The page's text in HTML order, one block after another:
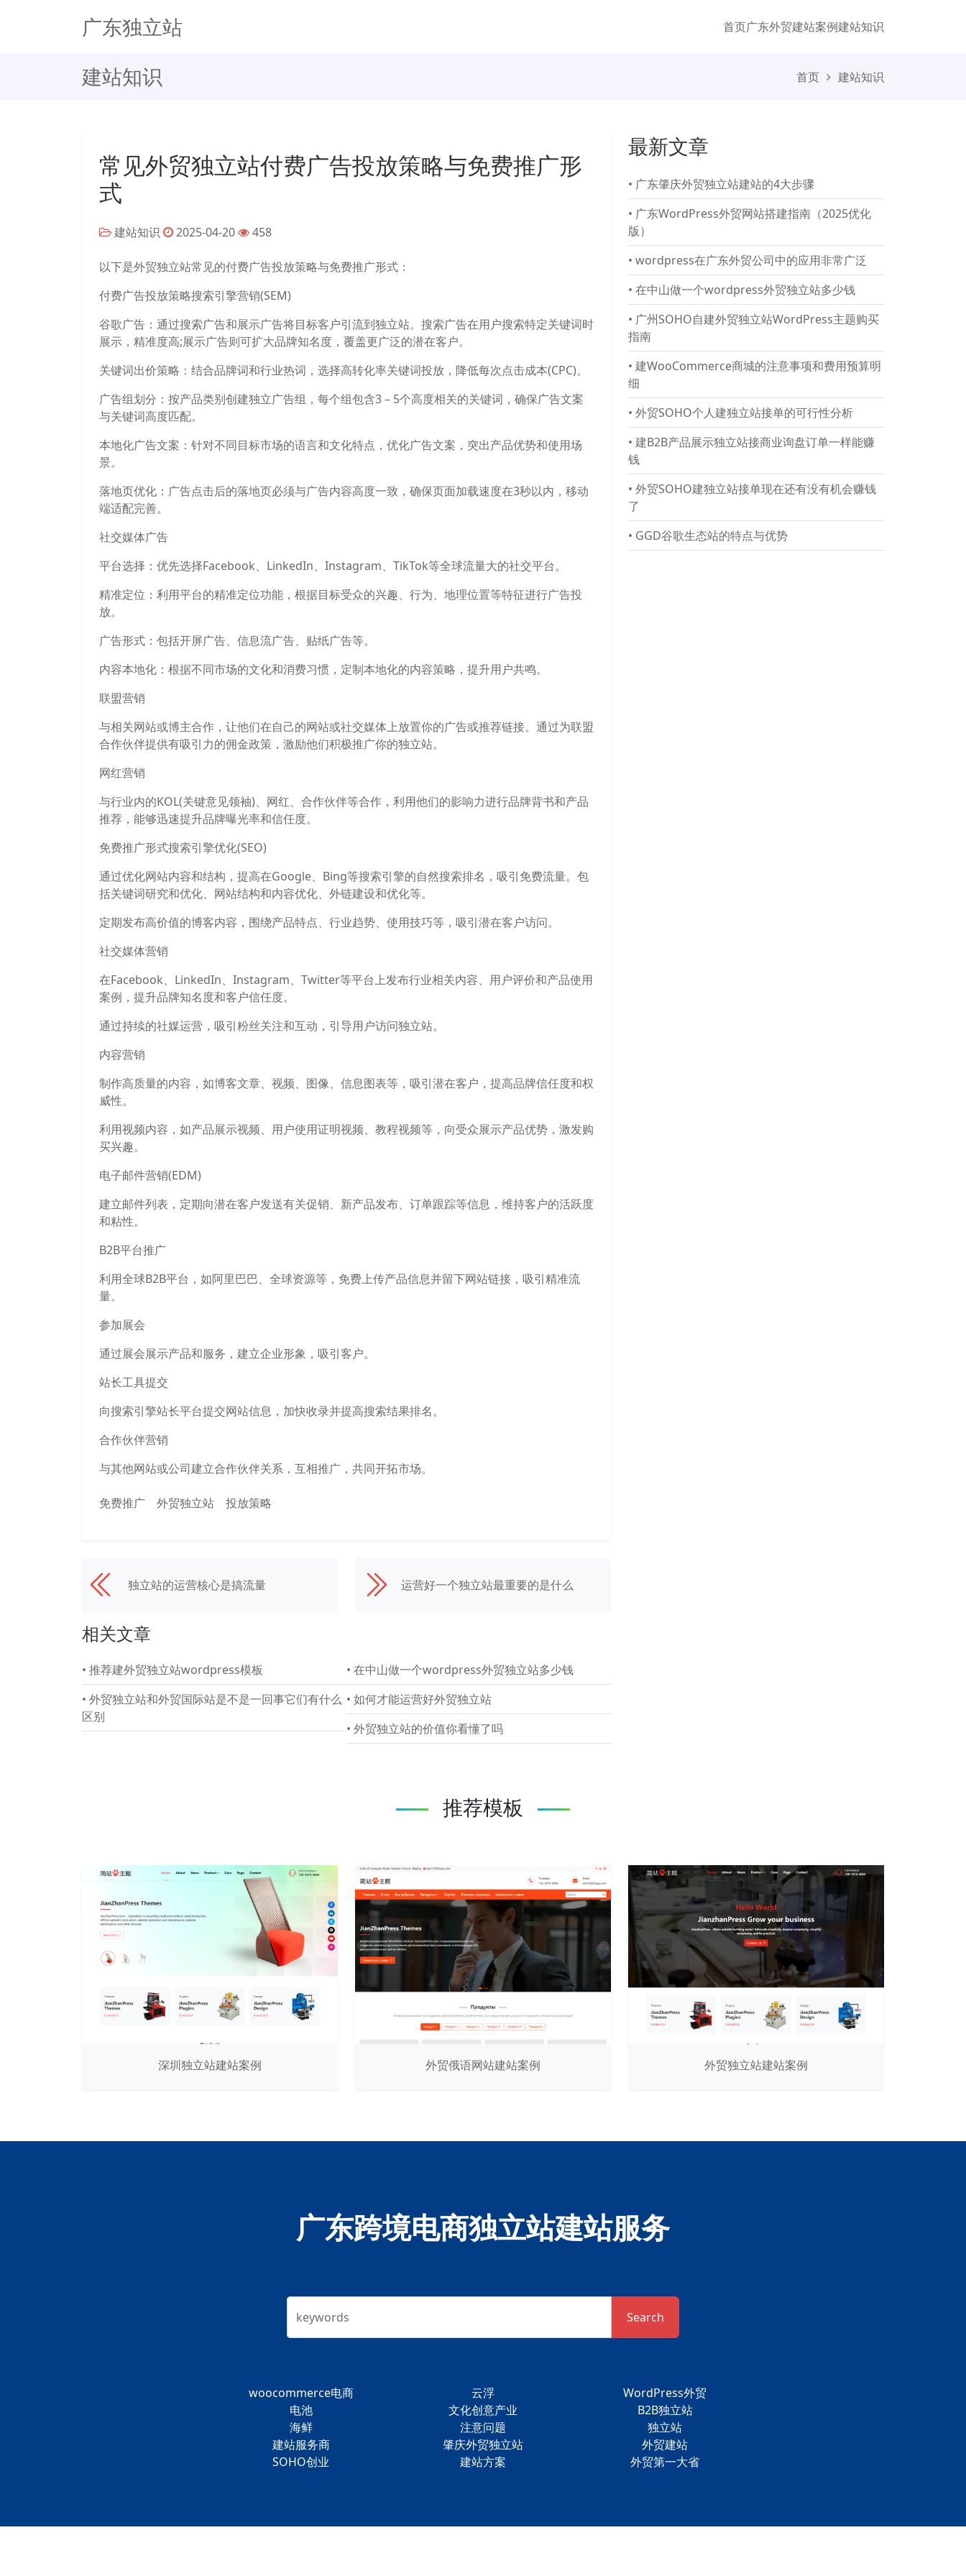
广东独立站 首页广东外贸建站案例建站知识
建站知识 首页 建站知识
常见外贸独立站付费广告投放策略与免费推广形
式
建站知识 2025-04-20 458
以下是外贸独立站常见的付费广告投放策略与免费推广形式：
付费广告投放策略搜索引擎营销(SEM)
谷歌广告：通过搜索广告和展示广告将目标客户引流到独立站。搜索广告在用户搜索特定关键词时
展示，精准度高;展示广告则可扩大品牌知名度，覆盖更广泛的潜在客户。
关键词出价策略：结合品牌词和行业热词，选择高转化率关键词投放，降低每次点击成本(CPC)。
广告组划分：按产品类别创建独立广告组，每个组包含3 – 5个高度相关的关键词，确保广告文案
与关键词高度匹配。
本地化广告文案：针对不同目标市场的语言和文化特点，优化广告文案，突出产品优势和使用场
景。
落地页优化：广告点击后的落地页必须与广告内容高度一致，确保页面加载速度在3秒以内，移动
端适配完善。
社交媒体广告
平台选择：优先选择Facebook、LinkedIn、Instagram、TikTok等全球流量大的社交平台。
精准定位：利用平台的精准定位功能，根据目标受众的兴趣、行为、地理位置等特征进行广告投
放。
广告形式：包括开屏广告、信息流广告、贴纸广告等。
内容本地化：根据不同市场的文化和消费习惯，定制本地化的内容策略，提升用户共鸣。
联盟营销
与相关网站或博主合作，让他们在自己的网站或社交媒体上放置你的广告或推荐链接。通过为联盟
合作伙伴提供有吸引力的佣金政策，激励他们积极推广你的独立站。
网红营销
与行业内的KOL(关键意见领袖)、网红、合作伙伴等合作，利用他们的影响力进行品牌背书和产品
推荐，能够迅速提升品牌曝光率和信任度。
免费推广形式搜索引擎优化(SEO)
通过优化网站内容和结构，提高在Google、Bing等搜索引擎的自然搜索排名，吸引免费流量。包
括关键词研究和优化、网站结构和内容优化、外链建设和优化等。
定期发布高价值的博客内容，围绕产品特点、行业趋势、使用技巧等，吸引潜在客户访问。
社交媒体营销
在Facebook、LinkedIn、Instagram、Twitter等平台上发布行业相关内容、用户评价和产品使用
案例，提升品牌知名度和客户信任度。
通过持续的社媒运营，吸引粉丝关注和互动，引导用户访问独立站。
内容营销
制作高质量的内容，如博客文章、视频、图像、信息图表等，吸引潜在客户，提高品牌信任度和权
威性。
利用视频内容，如产品展示视频、用户使用证明视频、教程视频等，向受众展示产品优势，激发购
买兴趣。
电子邮件营销(EDM)
建立邮件列表，定期向潜在客户发送有关促销、新产品发布、订单跟踪等信息，维持客户的活跃度
和粘性。
B2B平台推广
利用全球B2B平台，如阿里巴巴、全球资源等，免费上传产品信息并留下网站链接，吸引精准流
量。
参加展会
通过展会展示产品和服务，建立企业形象，吸引客户。
站长工具提交
向搜索引擎站长平台提交网站信息，加快收录并提高搜索结果排名。
合作伙伴营销
与其他网站或公司建立合作伙伴关系，互相推广，共同开拓市场。
免费推广 外贸独立站 投放策略
独立站的运营核心是搞流量 运营好一个独立站最重要的是什么
相关文章
• 推荐建外贸独立站wordpress模板 • 在中山做一个wordpress外贸独立站多少钱
• 外贸独立站和外贸国际站是不是一回事它们有什么
区别
• 如何才能运营好外贸独立站
• 外贸独立站的价值你看懂了吗
最新文章
• 广东肇庆外贸独立站建站的4大步骤
• 广东WordPress外贸网站搭建指南（2025优化
版）
• wordpress在广东外贸公司中的应用非常广泛
• 在中山做一个wordpress外贸独立站多少钱
• 广州SOHO自建外贸独立站WordPress主题购买
指南
• 建WooCommerce商城的注意事项和费用预算明
细
• 外贸SOHO个人建独立站接单的可行性分析
• 建B2B产品展示独立站接商业询盘订单一样能赚
钱
• 外贸SOHO建独立站接单现在还有没有机会赚钱
了
• GGD谷歌生态站的特点与优势
推荐模板
深圳独立站建站案例 外贸俄语网站建站案例 外贸独立站建站案例
广东跨境电商独立站建站服务
keywords Search
woocommerce电商 云浮
WordPress外贸
电池
文化创意产业
B2B独立站
海鲜
注意问题
独立站
建站服务商
肇庆外贸独立站
外贸建站
SOHO创业
建站方案 外贸第一大省